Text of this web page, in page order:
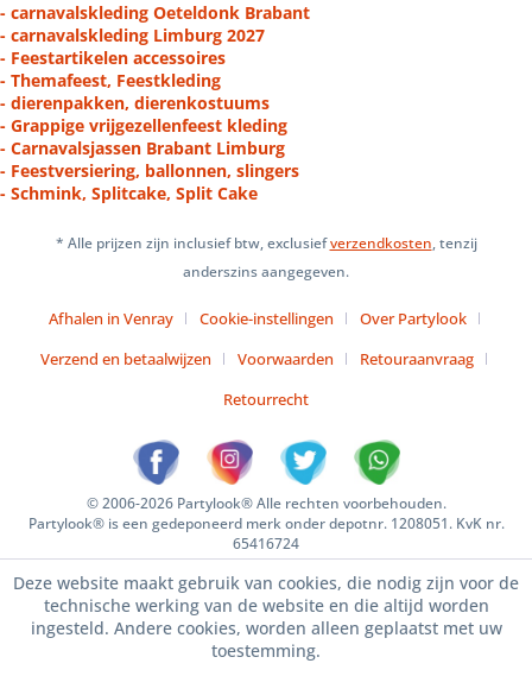
- carnavalskleding Oeteldonk Brabant
- carnavalskleding Limburg 2027
- Feestartikelen accessoires
- Themafeest, Feestkleding
- dierenpakken, dierenkostuums
- Grappige vrijgezellenfeest kleding
- Carnavalsjassen Brabant Limburg
- Feestversiering, ballonnen, slingers
- Schmink, Splitcake, Split Cake
* Alle prijzen zijn inclusief btw, exclusiefverzendkosten, tenzij
anderszins aangegeven.
Afhalen in Venray Cookie-instellingen
Over Partylook
Verzend en betaalwijzen
Voorwaarden
Retouraanvraag
Retourrecht
© 2006-2026 Partylook® Alle rechten voorbehouden.
Partylook® is een gedeponeerd merk onder depotnr. 1208051. KvK nr.
65416724
Deze website maakt gebruik van cookies, die nodig zijn voor de
technische werking van de website en die altijd worden
ingesteld. Andere cookies, worden alleen geplaatst met uw
toestemming.